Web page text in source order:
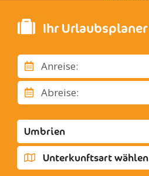
Bettona
Bevagna
Calvi dell' Umbria
Campello sul Clitunno
Cannara
Cascia
Castel Giorgio
Castel Ritaldi
Castel Viscardo
Castiglione del Lago
Ihr Urlaubsplaner
Anreise:
Abreise:
Umbrien
Unterkunftsart wählen